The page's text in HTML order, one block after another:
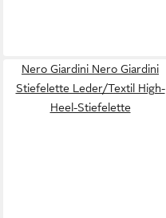
Nero Giardini Nero Giardini
Stiefelette Leder/Textil High-
Heel-Stiefelette